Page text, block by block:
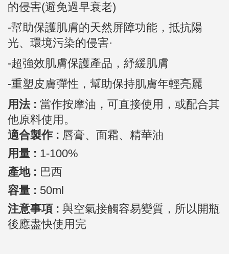
的侵害(避免過早衰老)
-幫助保護肌膚的天然屏障功能，抵抗陽
光、環境污染的侵害·
-超強效肌膚保護產品，紓緩肌膚
-重塑皮膚彈性， 幫助保持肌膚年輕亮麗
用法 : 當作按摩油，可直接使用，或配合其
他原料使用。
適合製作 : 唇膏、面霜、精華油
用量 : 1-100%
產地 : 巴西
容量 : 50ml
注意事項 : 與空氣接觸容易變質，所以開瓶
後應盡快使用完